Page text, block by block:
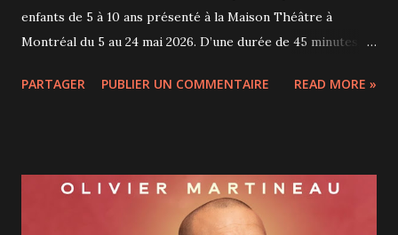
enfants de 5 à 10 ans présenté à la Maison Théâtre à
Montréal du 5 au 24 mai 2026. D’une durée de 45 minutes,
explore les émotions et les sensations vécues par les
apprivoiser dès l’enfance. Joie, peur, colère, excitation ou
tristesse se traduisent ici en gestes, en rythmes et en
PARTAGER PUBLIER UN COMMENTAIRE READ MORE »